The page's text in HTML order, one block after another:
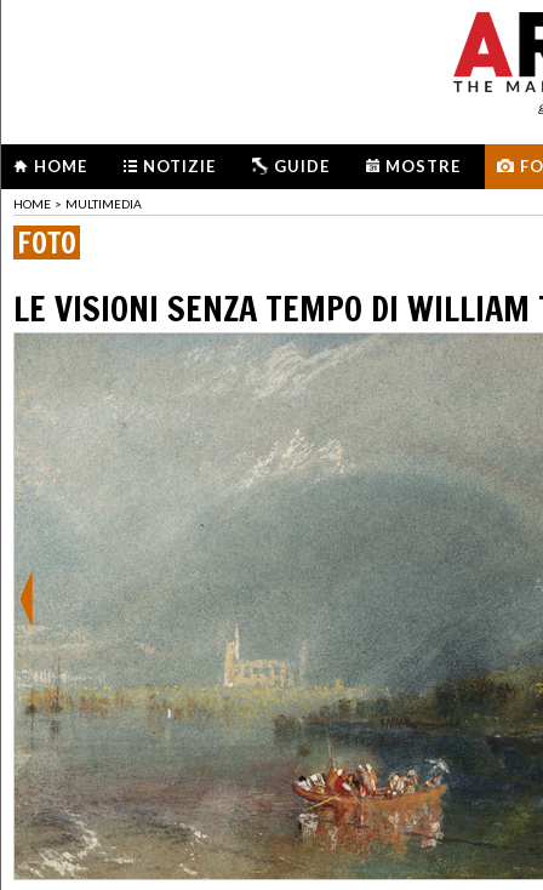
HOME NOTIZIE GUIDE MOSTRE
HOME > MULTIMEDIA
FOTO
LE VISIONI SENZA TEMPO DI WILLIAM